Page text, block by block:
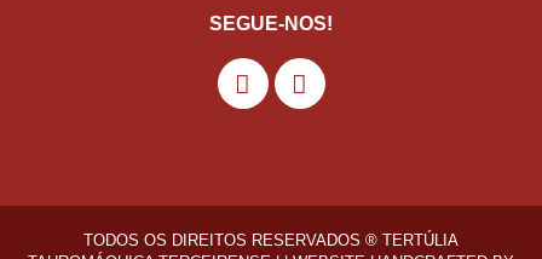
SEGUE-NOS!
TODOS OS DIREITOS RESERVADOS ® TERTÚLIA